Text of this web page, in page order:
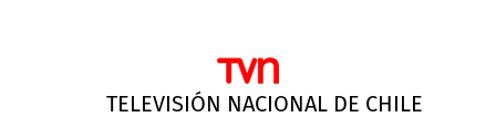
TELEVISIÓN NACIONAL DE CHILE